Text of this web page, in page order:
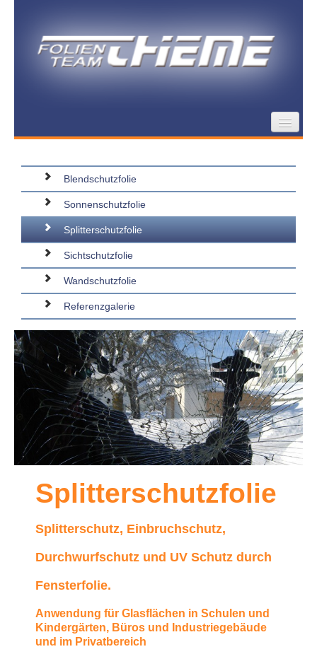
Design von Wand-/Glasflächen
Thieme Folienteam
Blendschutzfolie
Sonnenschutzfolie
Splitterschutzfolie
Sichtschutzfolie
Wandschutzfolie
Referenzgalerie
Splitterschutzfolie
Splitterschutz, Einbruchschutz,
Durchwurfschutz und UV Schutz durch
Fensterfolie.
Anwendung für Glasflächen in Schulen und
Kindergärten, Büros und Industriegebäude
und im Privatbereich